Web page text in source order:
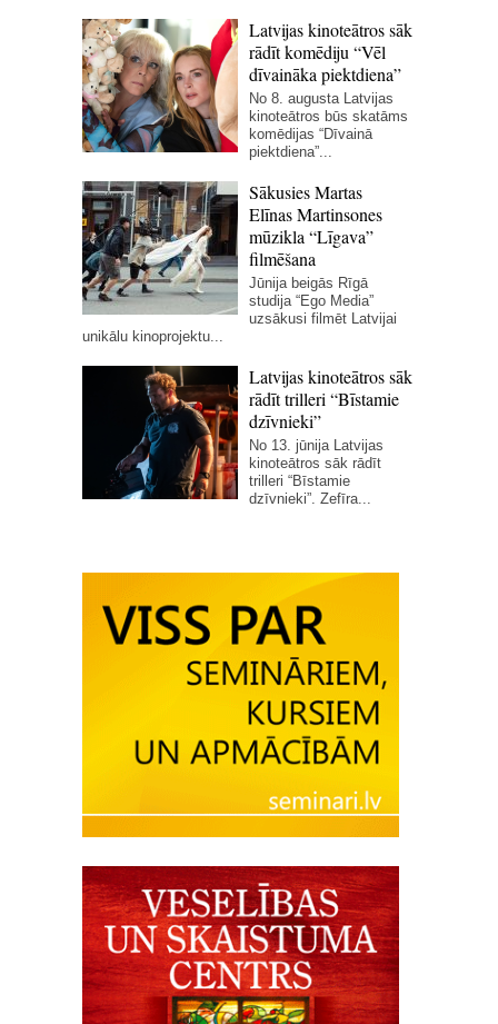
Latvijas kinoteātros sāk
rādīt komēdiju “Vēl
dīvaināka piektdiena”
No 8. augusta Latvijas
kinoteātros būs skatāms
komēdijas “Dīvainā
piektdiena”...
Sākusies Martas
Elīnas Martinsones
mūzikla “Līgava”
filmēšana
Jūnija beigās Rīgā
studija “Ego Media”
uzsākusi filmēt Latvijai
unikālu kinoprojektu...
Latvijas kinoteātros sāk
rādīt trilleri “Bīstamie
dzīvnieki”
No 13. jūnija Latvijas
kinoteātros sāk rādīt
trilleri “Bīstamie
dzīvnieki”. Zefīra...